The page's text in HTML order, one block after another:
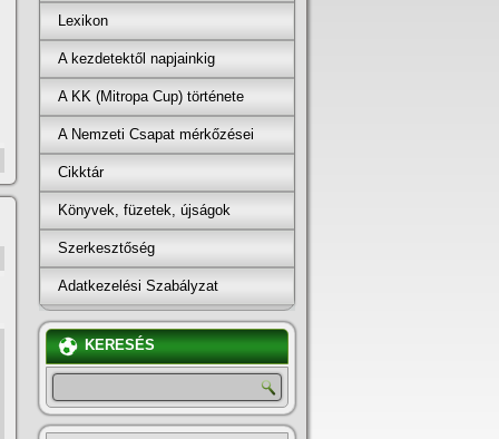
Lexikon
A kezdetektől napjainkig
A KK (Mitropa Cup) története
A Nemzeti Csapat mérkőzései
Cikktár
Könyvek, füzetek, újságok
Szerkesztőség
Adatkezelési Szabályzat
KERESÉS